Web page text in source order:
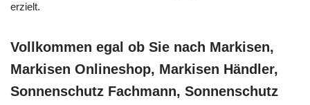
erzielt.
Vollkommen egal ob Sie nach Markisen,
Markisen Onlineshop, Markisen Händler,
Sonnenschutz Fachmann, Sonnenschutz